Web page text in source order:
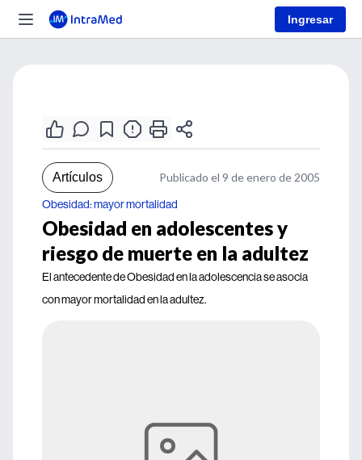
Ingresar
Artículos Publicado el 9 de enero de 2005
Obesidad: mayor mortalidad
Obesidad en adolescentes y
riesgo de muerte en la adultez
El antecedente de Obesidad en la adolescencia se asocia
con mayor mortalidad en la adultez.